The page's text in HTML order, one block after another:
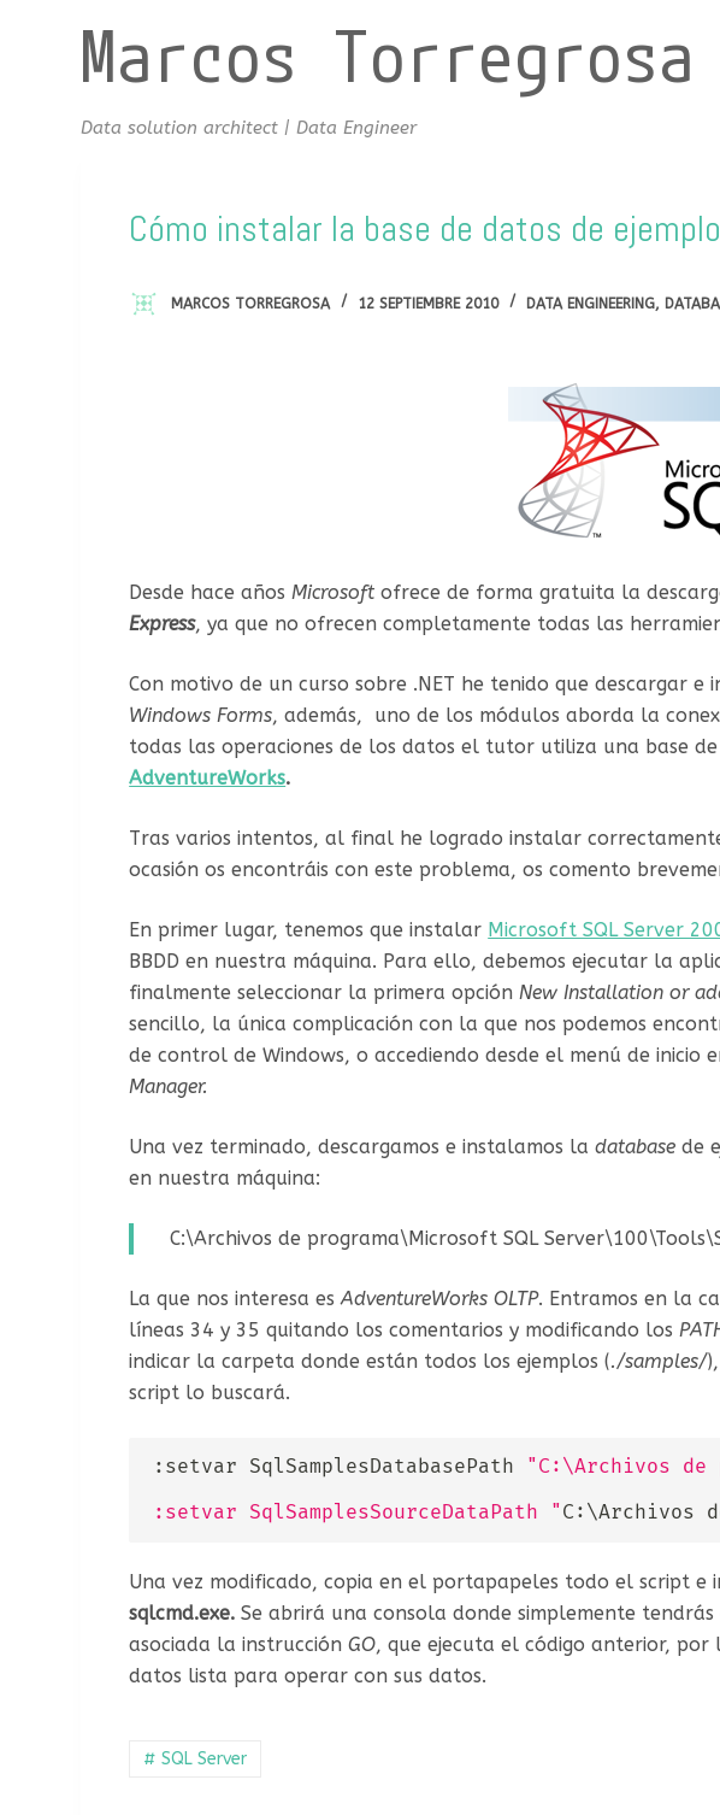
Marcos Torregrosa
Data solution architect | Data Engineer
Cómo instalar la base de datos de
MARCOS TORREGROSA 12 SEPTIEMBRE 2010 DATA ENGINEERING,
Desde hace añosMicrosoftofrece de forma gratuita la
Express, ya que no ofrecen completamente todas las
Con motivo de un curso sobre .NET he tenido que descargar
Windows Forms, además, uno de los módulos aborda la
todas las operaciones de los datos el tutor utiliza una base
AdventureWorks.
Tras varios intentos, al final he logrado instalar
ocasión os encontráis con este problema, os comento
En primer lugar, tenemos que instalar Microsoft SQL Server
BBDD en nuestra máquina. Para ello, debemos ejecutar la
finalmente seleccionar la primera opciónNew Installation or
sencillo, la única complicación con la que nos podemos
de control de Windows, o accediendo desde el menú de inicio
Manager.
Una vez terminado, descargamos e instalamos ladatabasede
en nuestra máquina:
C:\Archivos de programa\Microsoft SQL
La que nos interesa esAdventureWorks OLTP. Entramos en la
líneas 34 y 35 quitando los comentarios y modificando los
indicar la carpeta donde están todos los ejemplos (./samples/
script lo buscará.
:setvar SqlSamplesDatabasePath "C:\Archivos de
:setvar SqlSamplesSourceDataPath " C: \Archivos
Una vez modificado, copia en el portapapeles todo el script e
sqlcmd.exe. Se abrirá una consola donde simplemente
asociada la instrucciónGO, que ejecuta el código anterior,
datos lista para operar con sus datos.
# SQL Server